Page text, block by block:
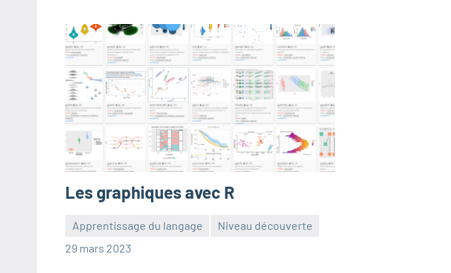
Les graphiques avec R
Apprentissage du langage
Niveau découverte
29 mars 2023
Frédéric
Aucun